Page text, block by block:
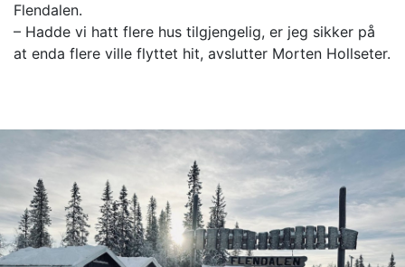
Flendalen.
– Hadde vi hatt flere hus tilgjengelig, er jeg sikker på
at enda flere ville flyttet hit, avslutter Morten Hollseter.